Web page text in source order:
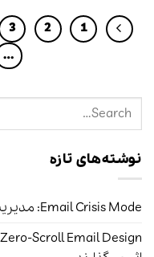
1
2
3
…
نوشته‌های تازه
Email Crisis Mode: مدیریت ارتباطات در دوره‌های بحران داخلی